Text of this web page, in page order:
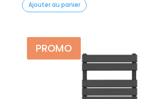
Ajouter au panier
PROMO